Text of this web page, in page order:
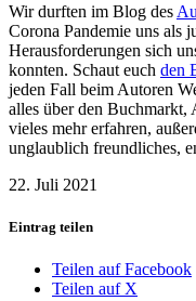
Wir durften im Blog des
Corona Pandemie uns als
Herausforderungen sich
konnten. Schaut euch den
jeden Fall beim Autoren
alles über den Buchmarkt,
vieles mehr erfahren,
unglaublich freundliches,
22. Juli 2021
Eintrag teilen
Teilen auf Facebook
Teilen auf X